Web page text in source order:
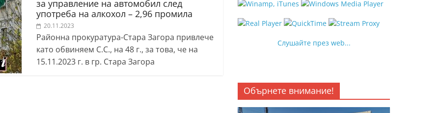
за управление на автомобил след
употреба на алкохол – 2,96 промила
20.11.2023
Районна прокуратура-Стара Загора привлече
като обвиняем С.С., на 48 г., за това, че на
15.11.2023 г. в гр. Стара Загора
Слушайте през web...
Обърнете внимание!